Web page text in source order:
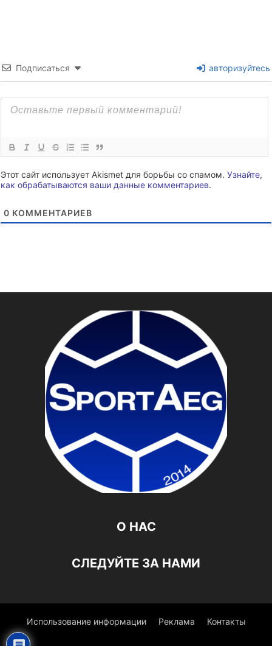
Подписаться авторизуйтесь
Этот сайт использует Akismet для борьбы со спамом. Узнайте,
как обрабатываются ваши данные комментариев.
0 КОММЕНТАРИЕВ
О НАС
СЛЕДУЙТЕ ЗА НАМИ
Использование информации Реклама Контакты